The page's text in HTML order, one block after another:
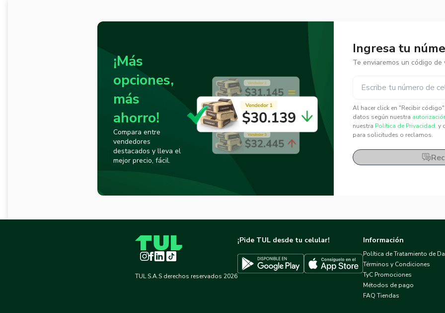
¡Más
opciones,
más
ahorro!
Compara entre
vendedores
destacados y lleva el
mejor precio, fácil.
Ingresa tu
Te enviaremos un código de
Al hacer click en "Recibir
datos según nuestra
nuestra Política de Privacidad. y
para solicitudes o reclamos.
Instagram
Facebook
LinkedInTikTok
TUL S.A.S derechos reservados 2026
¡Pide TUL desde tu celular!
Descargar TUL en Google PlayDescargar TUL en App Store
Información
Política de Tratamiento de
Términos y Condiciones
TyC Promociones
Métodos de pago
FAQ Tiendas